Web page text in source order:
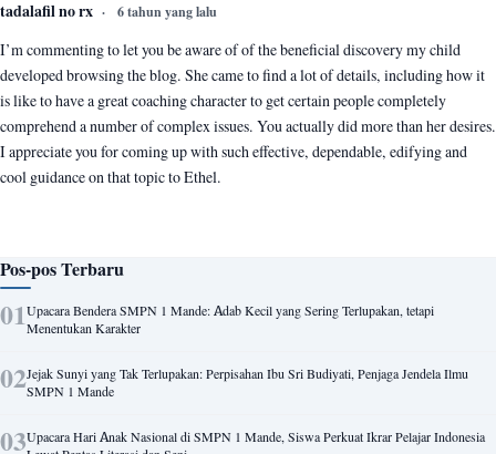
tadalafil no rx 6 tahun yang lalu
I’m commenting to let you be aware of of the beneficial discovery my child
developed browsing the blog. She came to find a lot of details, including how it
is like to have a great coaching character to get certain people completely
comprehend a number of complex issues. You actually did more than her desires.
I appreciate you for coming up with such effective, dependable, edifying and
cool guidance on that topic to Ethel.
Pos-pos Terbaru
Upacara Bendera SMPN 1 Mande: Adab Kecil yang Sering Terlupakan, tetapi
Menentukan Karakter
Jejak Sunyi yang Tak Terlupakan: Perpisahan Ibu Sri Budiyati, Penjaga Jendela Ilmu
SMPN 1 Mande
Upacara Hari Anak Nasional di SMPN 1 Mande, Siswa Perkuat Ikrar Pelajar Indonesia